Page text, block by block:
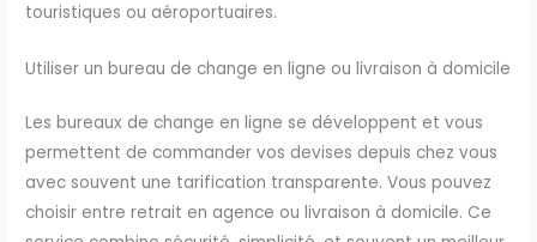
touristiques ou aéroportuaires.
Utiliser un bureau de change en ligne ou livraison à domicile
Les bureaux de change en ligne se développent et vous
permettent de commander vos devises depuis chez vous
avec souvent une tarification transparente. Vous pouvez
choisir entre retrait en agence ou livraison à domicile. Ce